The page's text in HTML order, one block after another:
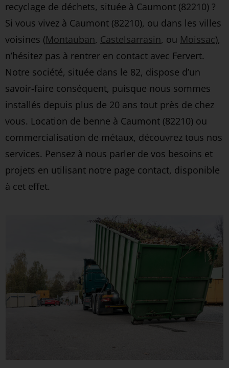
recyclage de déchets, située à Caumont (82210) ?
Si vous vivez à Caumont (82210), ou dans les villes
voisines (Montauban, Castelsarrasin, ou Moissac),
n’hésitez pas à rentrer en contact avec Fervert.
Notre société, située dans le 82, dispose d’un
savoir-faire conséquent, puisque nous sommes
installés depuis plus de 20 ans tout près de chez
vous. Location de benne à Caumont (82210) ou
commercialisation de métaux, découvrez tous nos
services. Pensez à nous parler de vos besoins et
projets en utilisant notre page contact, disponible
à cet effet.